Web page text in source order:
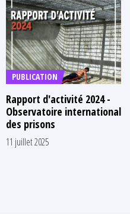
PUBLICATION
Rapport d'activité 2024 -
Observatoire international
des prisons
11 juillet 2025